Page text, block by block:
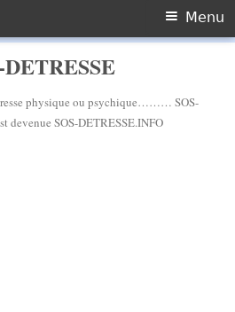
DETRESSE
physique ou psychique……… SOS-
devenue SOS-DETRESSE.INFO
Menu
: